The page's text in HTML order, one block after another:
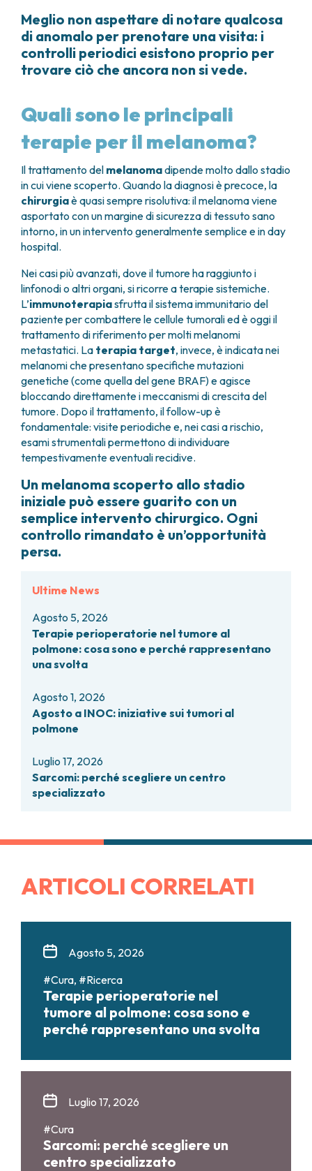
Meglio non aspettare di notare qualcosa
di anomalo per prenotare una visita: i
controlli periodici esistono proprio per
trovare ciò che ancora non si vede.
Quali sono le principali
terapie per il melanoma?
Il trattamento del melanomadipende molto dallo stadio
in cui viene scoperto. Quando la diagnosi è precoce, la
chirurgiaè quasi sempre risolutiva: il melanoma viene
asportato con un margine di sicurezza di tessuto sano
intorno, in un intervento generalmente semplice e in day
hospital.
Nei casi più avanzati, dove il tumore ha raggiunto i
linfonodi o altri organi, si ricorre a terapie sistemiche.
L’immunoterapiasfrutta il sistema immunitario del
paziente per combattere le cellule tumorali ed è oggi il
trattamento di riferimento per molti melanomi
metastatici. La terapia target, invece, è indicata nei
melanomi che presentano specifiche mutazioni
genetiche (come quella del gene BRAF) e agisce
bloccando direttamente i meccanismi di crescita del
tumore. Dopo il trattamento, il follow-up è
fondamentale: visite periodiche e, nei casi a rischio,
esami strumentali permettono di individuare
tempestivamente eventuali recidive.
Un melanoma scoperto allo stadio
iniziale può essere guarito con un
semplice intervento chirurgico. Ogni
controllo rimandato è un’opportunità
persa.
Ultime News
Agosto 5, 2026
Terapie perioperatorie nel tumore al
polmone: cosa sono e perché rappresentano
una svolta
Agosto 1, 2026
Agosto a INOC: iniziative sui tumori al
polmone
Luglio 17, 2026
Sarcomi: perché scegliere un centro
specializzato
ARTICOLI CORRELATI
Agosto 5, 2026
#Cura, #Ricerca
Terapie perioperatorie nel
tumore al polmone: cosa sono e
perché rappresentano una svolta
Luglio 17, 2026
#Cura
Sarcomi: perché scegliere un
centro specializzato